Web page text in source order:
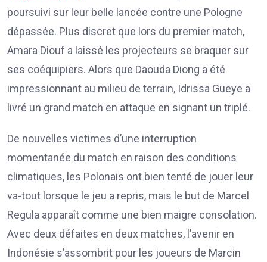
poursuivi sur leur belle lancée contre une Pologne
dépassée. Plus discret que lors du premier match,
Amara Diouf a laissé les projecteurs se braquer sur
ses coéquipiers. Alors que Daouda Diong a été
impressionnant au milieu de terrain, Idrissa Gueye a
livré un grand match en attaque en signant un triplé.
De nouvelles victimes d’une interruption
momentanée du match en raison des conditions
climatiques, les Polonais ont bien tenté de jouer leur
va-tout lorsque le jeu a repris, mais le but de Marcel
Regula apparaît comme une bien maigre consolation.
Avec deux défaites en deux matches, l’avenir en
Indonésie s’assombrit pour les joueurs de Marcin